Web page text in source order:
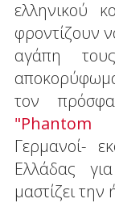
ελληνικού
φροντίζουν
αγάπη
τον
"Phantom
Γερμανοί-
Ελλάδας
μαστίζει την